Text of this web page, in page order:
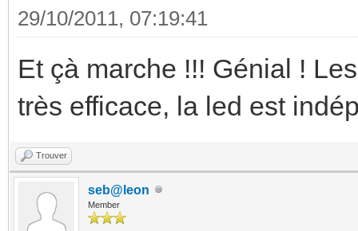
29/10/2011, 07:19:41
Et çà marche !!! Génial !
très efficace, la led est
Trouver
seb@leon
Member